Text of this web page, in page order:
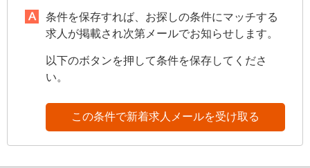
条件を保存すれば、お探しの条件にマッチする
求人が掲載され次第メールでお知らせします。
以下のボタンを押して条件を保存してくださ
い。
この条件で新着求人メールを受け取る